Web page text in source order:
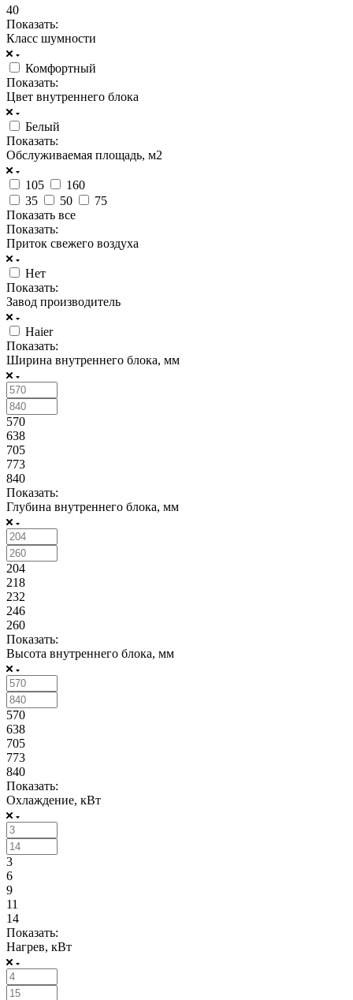
40
Показать:
Класс шумности
Комфортный
Показать:
Цвет внутреннего блока
Белый
Показать:
Обслуживаемая площадь, м2
105
160
35
50
75
Показать все
Показать:
Приток свежего воздуха
Нет
Показать:
Завод производитель
Haier
Показать:
Ширина внутреннего блока, мм
570
638
705
773
840
Показать:
Глубина внутреннего блока, мм
204
218
232
246
260
Показать:
Высота внутреннего блока, мм
570
638
705
773
840
Показать:
Охлаждение, кВт
3
6
9
11
14
Показать:
Нагрев, кВт